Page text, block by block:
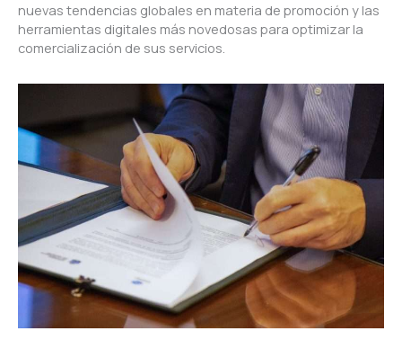
nuevas tendencias globales en materia de promoción y las
herramientas digitales más novedosas para optimizar la
comercialización de sus servicios.